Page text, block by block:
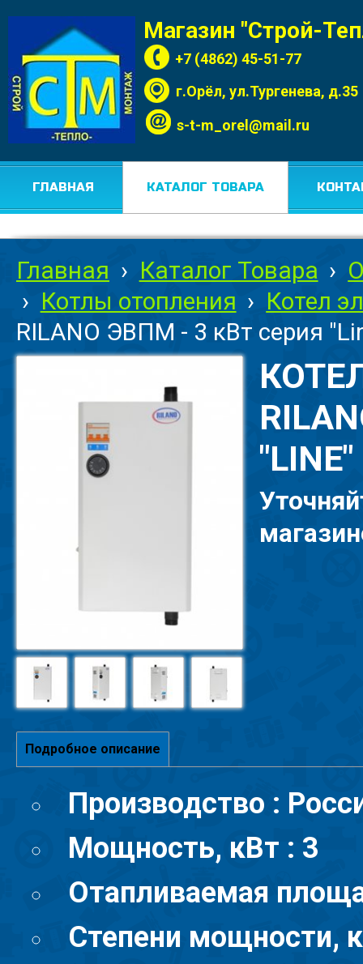
Магазин "Строй-
+7 (4862) 45-51-77
г.Орёл, ул.Тургенева, д.35
s-t-m_orel@mail.ru
ГЛАВНАЯ КАТАЛОГ ТОВАРА
Главная › Каталог Товара ›
› Котлы отопления › Котел
RILANO ЭВПМ - 3 кВт серия
Подробное описание
Производство :
Мощность, кВт : 3
Отапливаемая
Степени мощности,